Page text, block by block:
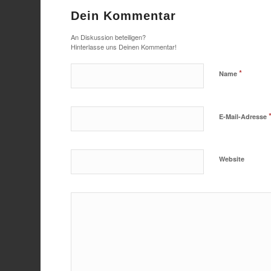
Dein Kommentar
An Diskussion beteiligen?
Hinterlasse uns Deinen Kommentar!
Name*
E-Mail-Adresse
Website